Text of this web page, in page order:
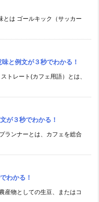
とは ゴールキック（サッカー
と例文が３秒でわかる！
トレート(カフェ用語）とは、
が３秒でわかる！
ランナーとは、カフェを総合
わかる！
産物としての生豆、またはコ